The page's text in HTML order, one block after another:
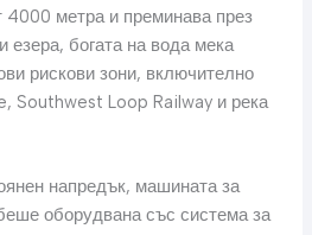
4000 метра и преминава през
езера, богата на вода мека
рискови зони, включително
Southwest Loop Railway и река
напредък, машината за
оборудвана със система за